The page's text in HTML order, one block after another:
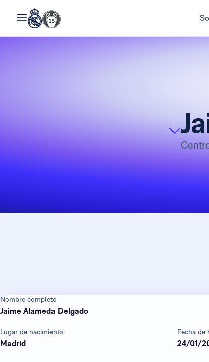
Nombre completo
Jaime Alameda Delgado
Lugar de nacimiento
Madrid
Fecha de
24/01/